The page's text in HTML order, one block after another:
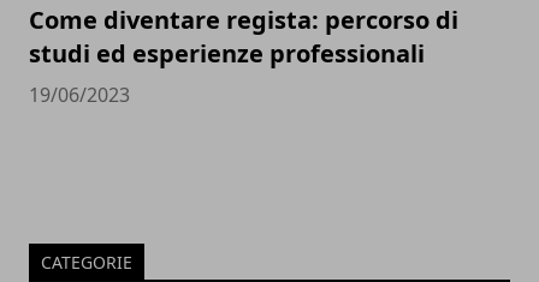
Come diventare regista: percorso di
studi ed esperienze professionali
19/06/2023
CATEGORIE